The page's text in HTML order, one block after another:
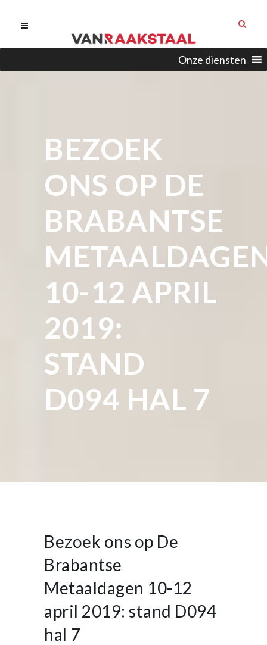
Onze diensten
BEZOEK
ONS OP DE
BRABANTSE
10-12 APRIL
2019:
STAND
D094 HAL 7
Bezoek ons op De
Brabantse
Metaaldagen 10-12
april 2019: stand D094
hal 7